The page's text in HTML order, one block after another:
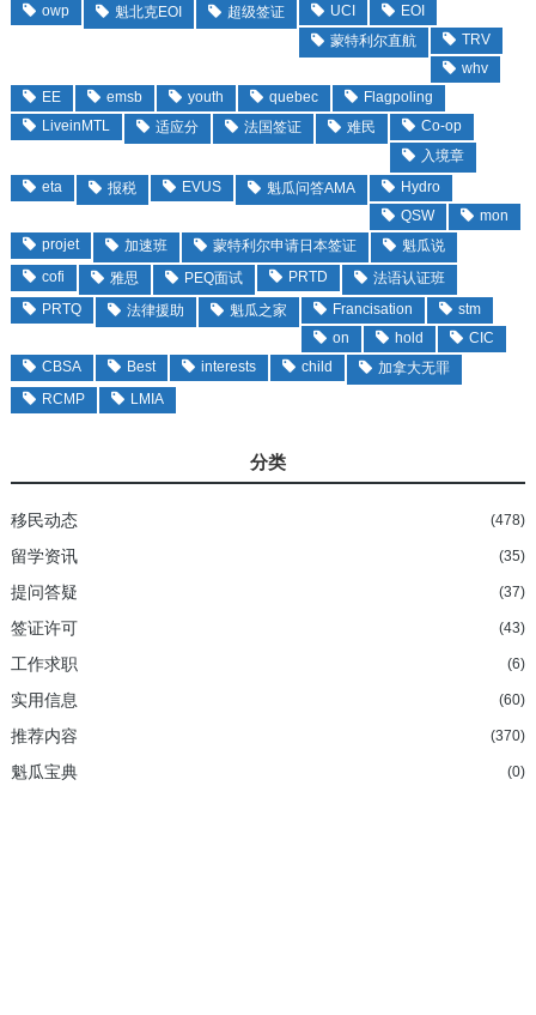
owp
魁北克EOI 超级签证 UCI
EOI
蒙特利尔直航
TRV
whv
EE
emsb youth quebec
Flagpoling
LiveinMTL
适应分 法国签证 难民
Co-op
入境章
eta
报税 EVUS 魁瓜问答AMA
Hydro
QSW
mon
projet
加速班 蒙特利尔申请日本签证
魁瓜说
cofi
雅思 PEQ面试 PRTD
法语认证班
PRTQ
法律援助 魁瓜之家 Francisation
stm
on
hold
CIC
CBSA
Best interests child
加拿大无罪
RCMP
LMIA
分类
移民动态 (478)
留学资讯 (35)
提问答疑 (37)
签证许可 (43)
工作求职 (6)
实用信息 (60)
推荐内容 (370)
魁瓜宝典 (0)